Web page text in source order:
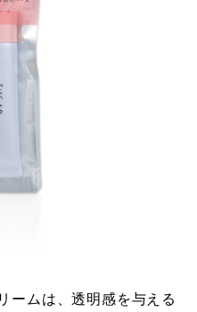
ームは、透明感を与える